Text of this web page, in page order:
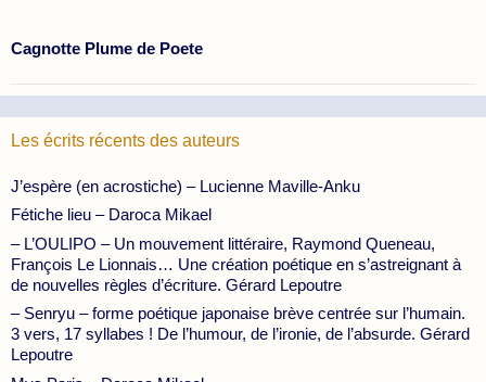
Cagnotte Plume de Poete
Les écrits récents des auteurs
J’espère (en acrostiche) – Lucienne Maville-Anku
Fétiche lieu – Daroca Mikael
– L’OULIPO – Un mouvement littéraire, Raymond Queneau,
François Le Lionnais… Une création poétique en s’astreignant à
de nouvelles règles d’écriture. Gérard Lepoutre
– Senryu – forme poétique japonaise brève centrée sur l’humain.
3 vers, 17 syllabes ! De l’humour, de l’ironie, de l’absurde. Gérard
Lepoutre